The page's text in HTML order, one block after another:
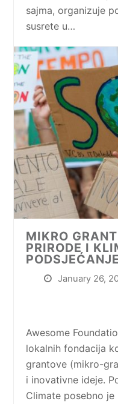
sajma, organizuje
susrete u…
MIKRO
PRIRODE I
PODSJEĆANJE
January 26,
Awesome
lokalnih fondacija
grantove (mikro-
i inovativne ideje.
Climate posebno